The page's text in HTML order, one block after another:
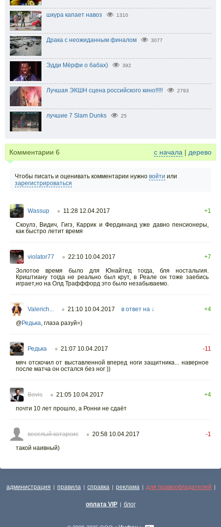
шкура капает навоз 1310
Драка с неожиданным финалом 3077
Эдди Мёрфи о бабах) 392
Лучшая ЭКШН сцена российского кино!!!!! 2793
лучшие 7 Slam Dunks 25
Комментарии 6 с начала | дерево
Чтобы писать и оценивать комментарии нужно войти или
зарегистрироваться
Wassup ○ 11:28 12.04.2017
+1
Скоулз, Видич, Гигз, Каррик и Фердинанд уже давно пенсионеры,
как быстро летит время
violator77 ○ 22:10 10.04.2017
+7
Золотое время было для Юнайтед тогда, бля ностальгия.
Криштиану тогда не реально был крут, в Реале он тоже заебись
играет,но на Олд Трафффорд это было незабываемо.
Valerich... ○ 21:10 10.04.2017 в ответ на ↓
+4
@Редька, глаза разуй=)
Редька ○ 21:07 10.04.2017
-11
мяч отскочил от выставленной вперед ноги защитника... наверное
после матча он остался без ног ))
Bovis ○ 21:05 10.04.2017
+4
почти 10 лет прошло, а Ронни не сдаёт
веселый катарсис ○ 20:58 10.04.2017
-1
такой наивный)
администрация | правила | справка | реклама | для правообладателей |
оплата VIP | блог